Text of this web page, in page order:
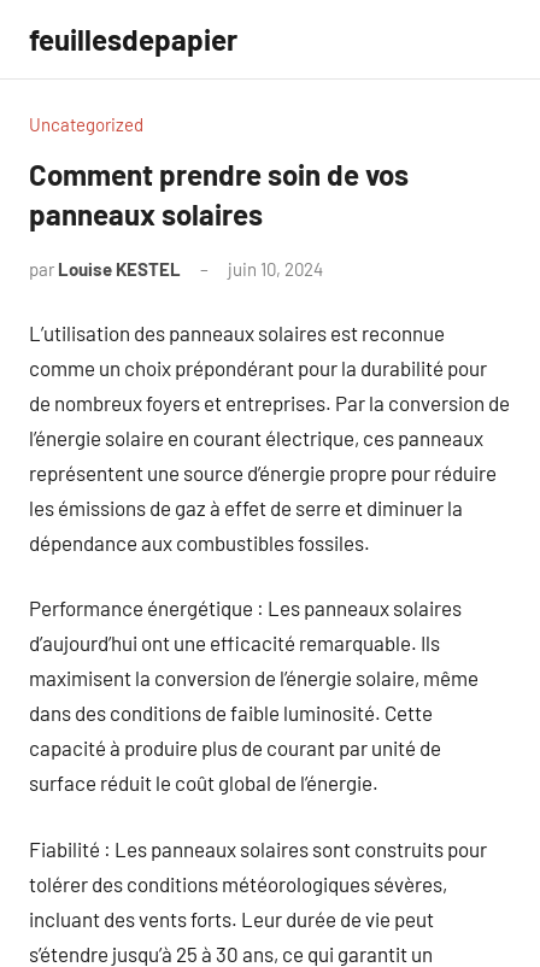
contenu
feuillesdepapier
Uncategorized
Comment prendre soin de vos
panneaux solaires
par Louise KESTEL juin 10, 2024
L’utilisation des panneaux solaires est reconnue
comme un choix prépondérant pour la durabilité pour
de nombreux foyers et entreprises. Par la conversion de
l’énergie solaire en courant électrique, ces panneaux
représentent une source d’énergie propre pour réduire
les émissions de gaz à effet de serre et diminuer la
dépendance aux combustibles fossiles.
Performance énergétique : Les panneaux solaires
d’aujourd’hui ont une efficacité remarquable. Ils
maximisent la conversion de l’énergie solaire, même
dans des conditions de faible luminosité. Cette
capacité à produire plus de courant par unité de
surface réduit le coût global de l’énergie.
Fiabilité : Les panneaux solaires sont construits pour
tolérer des conditions météorologiques sévères,
incluant des vents forts. Leur durée de vie peut
s’étendre jusqu’à 25 à 30 ans, ce qui garantit un